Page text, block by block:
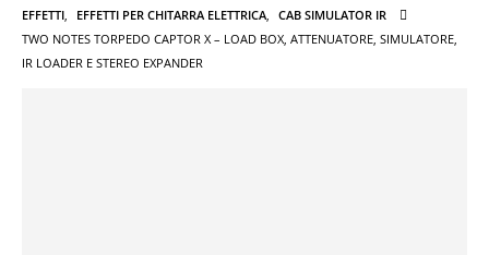
EFFETTI, EFFETTI PER CHITARRA ELETTRICA, CAB SIMULATOR IR
TWO NOTES TORPEDO CAPTOR X – LOAD BOX, ATTENUATORE, SIMULATORE,
IR LOADER E STEREO EXPANDER